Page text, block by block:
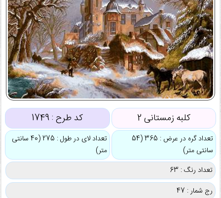
کلبه زمستانی 2 کد طرح :1749
تعداد گره در عرض : 365 (54
سانتی متر)
تعداد لای در طول : 275 (40 سانتی
متر)
تعداد رنگ : 63
رج شمار : 47